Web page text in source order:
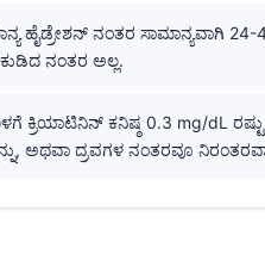
ಹೈಡ್ರೇಶನ್ ನಂತರ ಸಾಮಾನ್ಯವಾಗಿ 24-
ನಂತರ ಅಲ್ಲ.
ಕ್ರಿಯಾಟಿನಿನ್ ಕನಿಷ್ಠ 0.3 mg/dL
ಅಥವಾ ದ್ರವಗಳ ನಂತರವೂ